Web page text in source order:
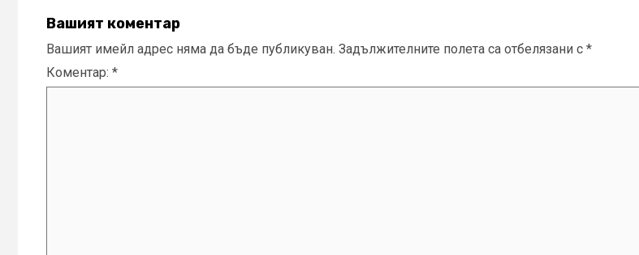
Вашият коментар
Вашият имейл адрес няма да бъде публикуван. Задължителните полета са отбелязани с *
Коментар: *